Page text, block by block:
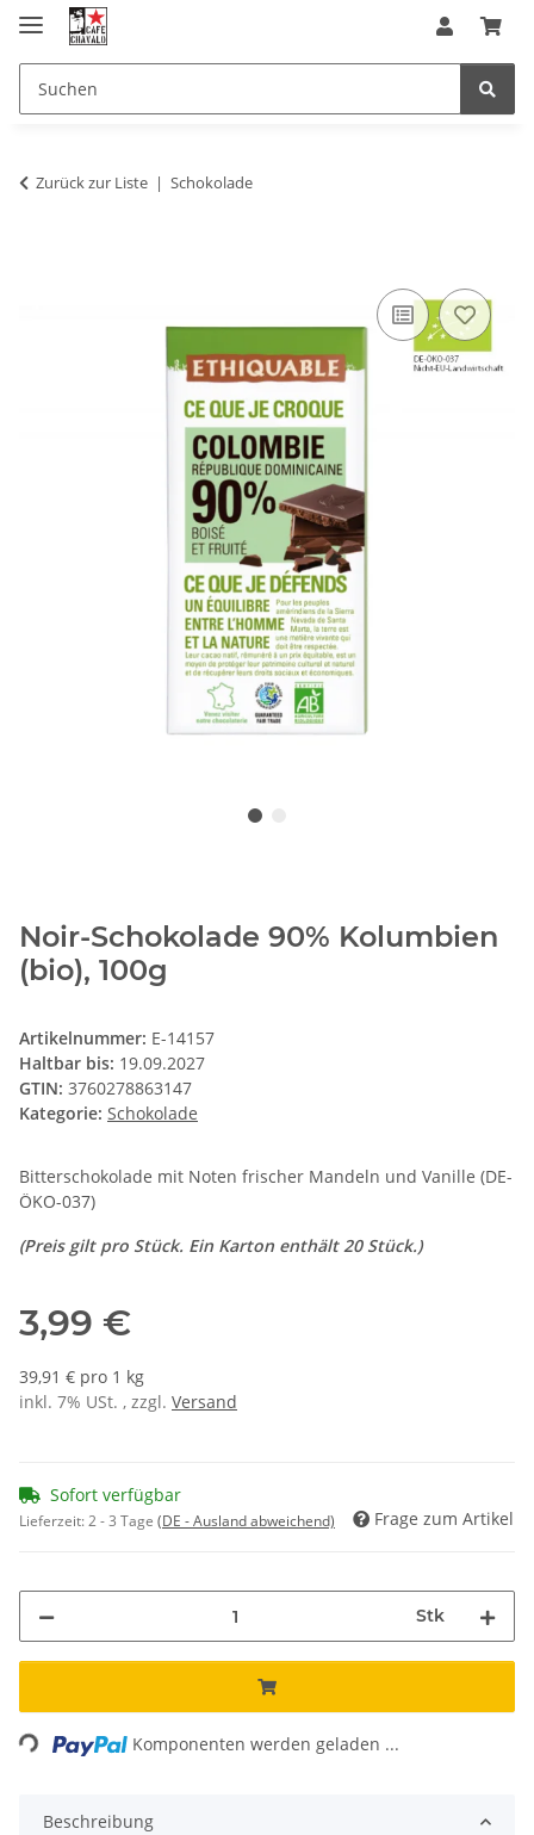
Zurück zur Liste Schokolade
Noir-Schokolade 90% Kolumbien
(bio), 100g
Artikelnummer: E-14157
Haltbar bis: 19.09.2027
GTIN: 3760278863147
Kategorie: Schokolade
Bitterschokolade mit Noten frischer Mandeln und Vanille (DE-
ÖKO-037)
(Preis gilt pro Stück. Ein Karton enthält 20 Stück.)
3,99 €
39,91 € pro 1 kg
inkl. 7% USt. , zzgl. Versand
Sofort verfügbar
Lieferzeit:2 - 3 Tage (DE - Ausland abweichend) Frage zum Artikel
Stk
Loading... Komponenten werden geladen ...
Beschreibung